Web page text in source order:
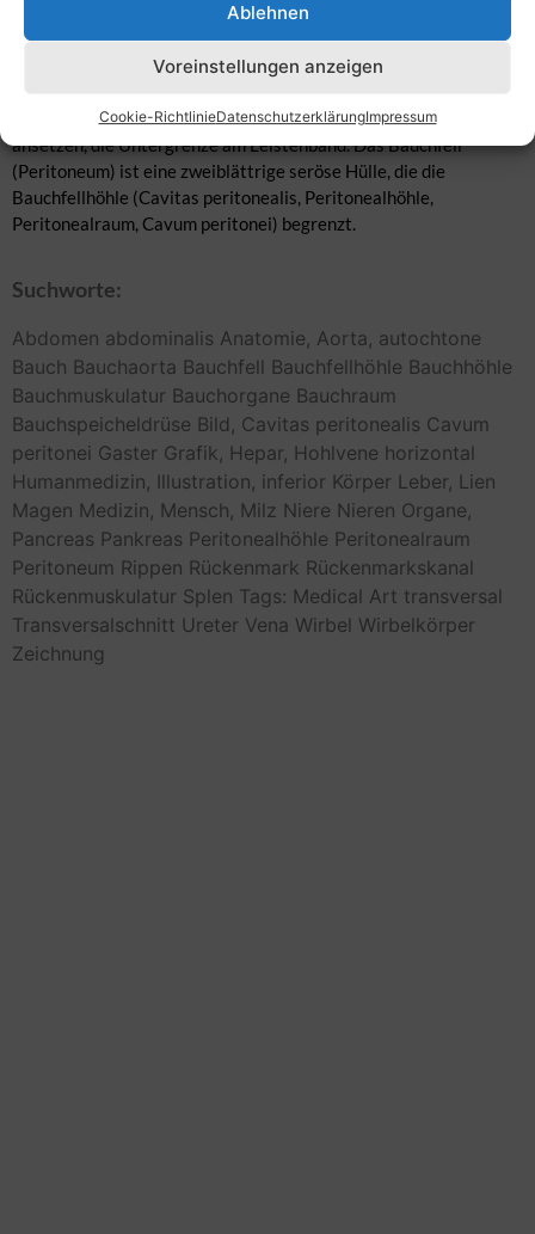
Ablehnen
Voreinstellungen anzeigen
Cookie-RichtlinieDatenschutzerklärungImpressum
Bildansicht! Unter dem Abdomen versteht man in der Anatomie
den Bauch, der sich aus Bauchwand, Bauchhöhle (Cavitas
abdominalis) und Baucheingeweiden zusammensetzt. Es ist der
Obergrenze des Bauches kann man auf Höhe der Brustbeinspitze
ansetzen, die Untergrenze am Leistenband. Das Bauchfell
(Peritoneum) ist eine zweiblättrige seröse Hülle, die die
Bauchfellhöhle (Cavitas peritonealis, Peritonealhöhle,
Peritonealraum, Cavum peritonei) begrenzt.
Suchworte:
Abdomen abdominalis Anatomie, Aorta, autochtone
Bauch Bauchaorta Bauchfell Bauchfellhöhle Bauchhöhle
Bauchmuskulatur Bauchorgane Bauchraum
Bauchspeicheldrüse Bild, Cavitas peritonealis Cavum
peritonei Gaster Grafik, Hepar, Hohlvene horizontal
Humanmedizin, Illustration, inferior Körper Leber, Lien
Magen Medizin, Mensch, Milz Niere Nieren Organe,
Pancreas Pankreas Peritonealhöhle Peritonealraum
Peritoneum Rippen Rückenmark Rückenmarkskanal
Rückenmuskulatur Splen Tags: Medical Art transversal
Transversalschnitt Ureter Vena Wirbel Wirbelkörper
Zeichnung